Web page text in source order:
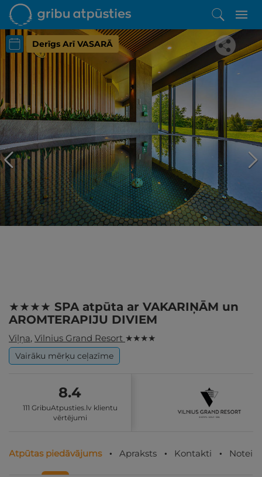
Derīgs Arī VASARĀ
Iepatikās šis piedāvājums?
Līdz brīnišķīgai atpūtai atlikuši tikai daži soļi
PĒRKU
★★★★ SPA atpūta ar VAKARIŅĀM un
AROMTERAPIJU DIVIEM
Viļņa, Vilnius Grand Resort ★ ★ ★ ★
Vairāku mērķu ceļazīme
8.4
111 GribuAtpusties.lv klientu
vērtējumi
Atpūtas piedāvājums Apraksts Kontakti